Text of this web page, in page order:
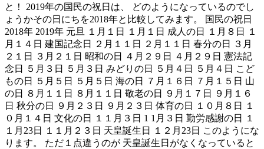
と！ 2019年の国民の祝日は、 どのようになっているのでし
ょうかその日にちを2018年と比較してみます。 国民の祝日
2018年 2019年 元旦 １月１日 １月１日 成人の日 １月８日 １
月１４日 建国記念日 ２月１１日 ２月１１日 春分の日 ３月
２１日 ３月２１日 昭和の日 ４月２９日 ４月２９日 憲法記
念日 ５月３日 ５月３日 みどりの日 ５月４日 ５月４日 こど
もの日 ５月５日 ５月５日 海の日 ７月１６日 ７月１５日 山
の日 ８月１１日 ８月１１日 敬老の日 ９月１７日 ９月１６
日 秋分の日 ９月２３日 ９月２３日 体育の日 １０月８日 １
０月１４日 文化の日 １１月３日 1 1月３日 勤労感謝の日 １
１月23日 １１月２３日 天皇誕生日 １２月23日 このようにな
ります。 ただ１点違うのが 天皇誕生日がなくなっていると